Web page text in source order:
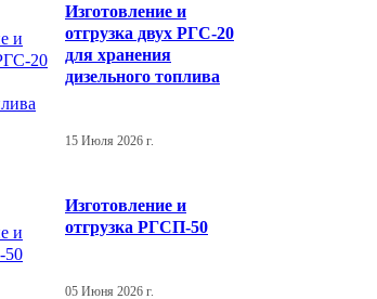
Изготовление и
отгрузка двух РГС-20
для хранения
дизельного топлива
15 Июля 2026 г.
Изготовление и
отгрузка РГСП-50
05 Июня 2026 г.